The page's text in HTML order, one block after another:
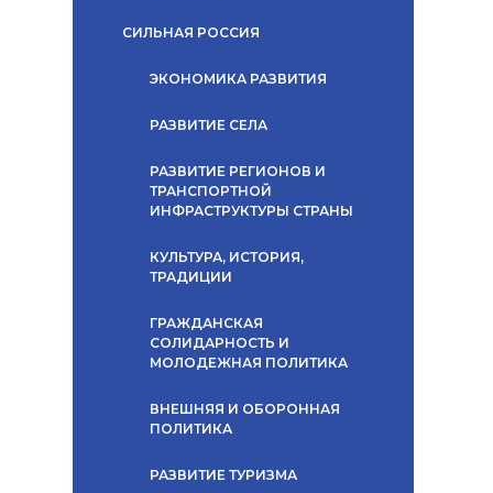
СИЛЬНАЯ РОССИЯ
ЭКОНОМИКА РАЗВИТИЯ
РАЗВИТИЕ СЕЛА
РАЗВИТИЕ РЕГИОНОВ И
ТРАНСПОРТНОЙ
ИНФРАСТРУКТУРЫ СТРАНЫ
КУЛЬТУРА, ИСТОРИЯ,
ТРАДИЦИИ
ГРАЖДАНСКАЯ
СОЛИДАРНОСТЬ И
МОЛОДЕЖНАЯ ПОЛИТИКА
ВНЕШНЯЯ И ОБОРОННАЯ
ПОЛИТИКА
РАЗВИТИЕ ТУРИЗМА